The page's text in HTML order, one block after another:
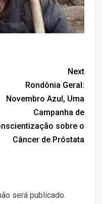
Next
Rondônia Geral:
Novembro Azul, Uma
Campanha de
sobre o
Câncer de Próstata
será publicado.